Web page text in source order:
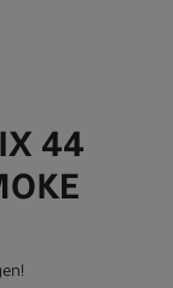
44